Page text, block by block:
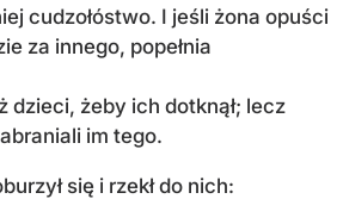
cudzołóstwo. I jeśli żona opuści
za innego, popełnia
dzieci, żeby ich dotknął; lecz
im tego.
się i rzekł do nich: